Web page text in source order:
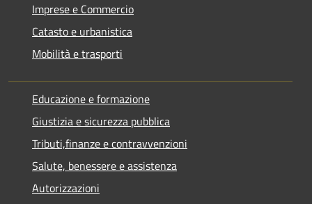
Imprese e Commercio
Catasto e urbanistica
Mobilità e trasporti
Educazione e formazione
Giustizia e sicurezza pubblica
Tributi,finanze e contravvenzioni
Salute, benessere e assistenza
Autorizzazioni